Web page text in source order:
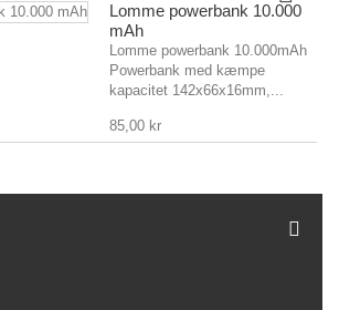
Lomme powerbank 10.000
mAh
Lomme powerbank 10.000mAh
Powerbank med kæmpe
kapacitet 142x66x16mm,...
85,00 kr